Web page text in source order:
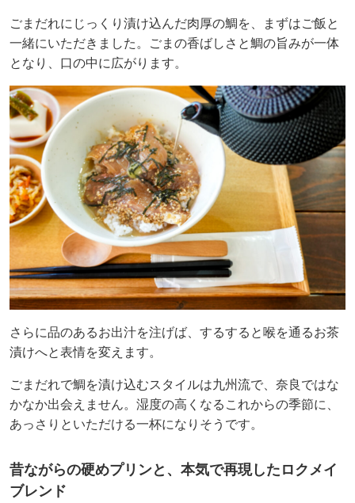
ごまだれにじっくり漬け込んだ肉厚の鯛を、まずはご飯と
一緒にいただきました。ごまの香ばしさと鯛の旨みが一体
となり、口の中に広がります。
さらに品のあるお出汁を注げば、するすると喉を通るお茶
漬けへと表情を変えます。
ごまだれで鯛を漬け込むスタイルは九州流で、奈良ではな
かなか出会えません。湿度の高くなるこれからの季節に、
あっさりといただける一杯になりそうです。
昔ながらの硬めプリンと、本気で再現したロクメイ
ブレンド